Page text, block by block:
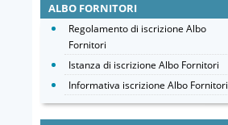
ALBO FORNITORI
Regolamento di iscrizione Albo
Fornitori
Istanza di iscrizione Albo Fornitori
Informativa iscrizione Albo Fornitori